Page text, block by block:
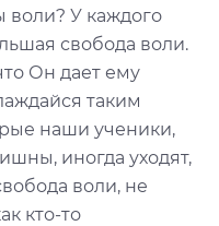
воли? У каждого
свобода воли.
Он дает ему
таким
наши ученики,
иногда уходят,
воли, не
кто-то